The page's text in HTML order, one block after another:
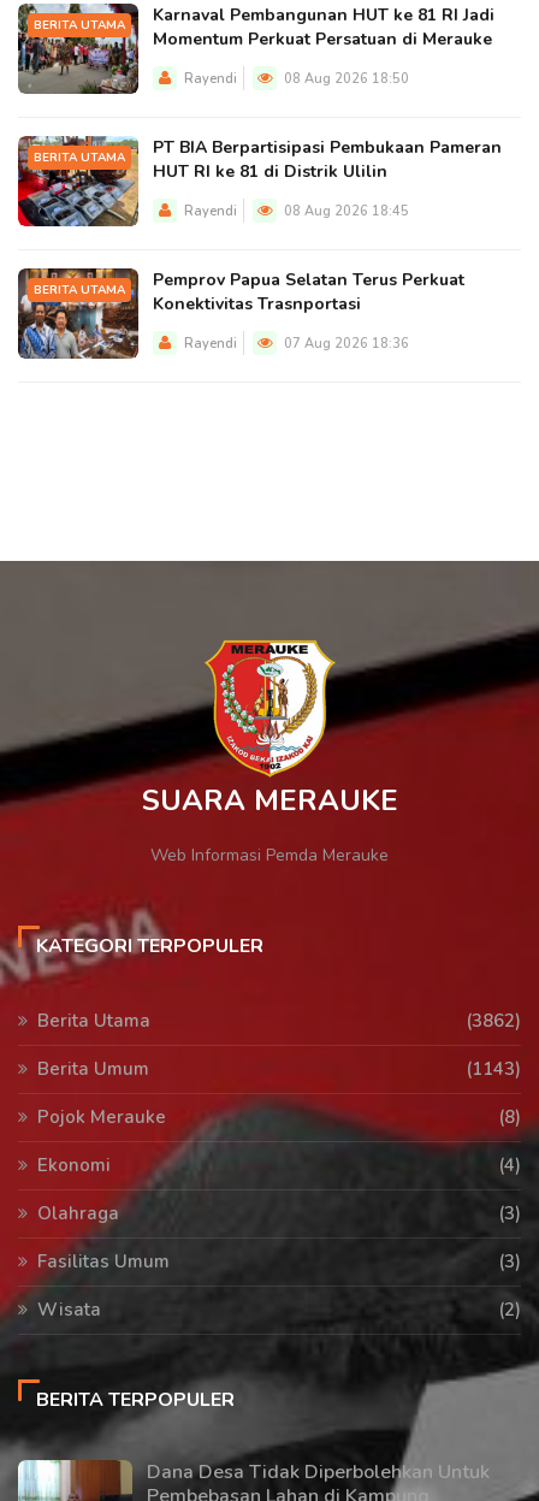
BERITA UTAMA
Karnaval Pembangunan HUT ke 81 RI Jadi
Momentum Perkuat Persatuan di Merauke
Rayendi 08 Aug 2026 18:50
BERITA UTAMA
PT BIA Berpartisipasi Pembukaan Pameran
HUT RI ke 81 di Distrik Ulilin
Rayendi 08 Aug 2026 18:45
BERITA UTAMA
Pemprov Papua Selatan Terus Perkuat
Konektivitas Trasnportasi
Rayendi 07 Aug 2026 18:36
SUARA MERAUKE
Web Informasi Pemda Merauke
KATEGORI TERPOPULER
Berita Utama
(3862)
Berita Umum
(1143)
Pojok Merauke
(8)
Ekonomi
(4)
Olahraga
(3)
Fasilitas Umum
(3)
Wisata
(2)
BERITA TERPOPULER
Dana Desa Tidak Diperbolehkan Untuk